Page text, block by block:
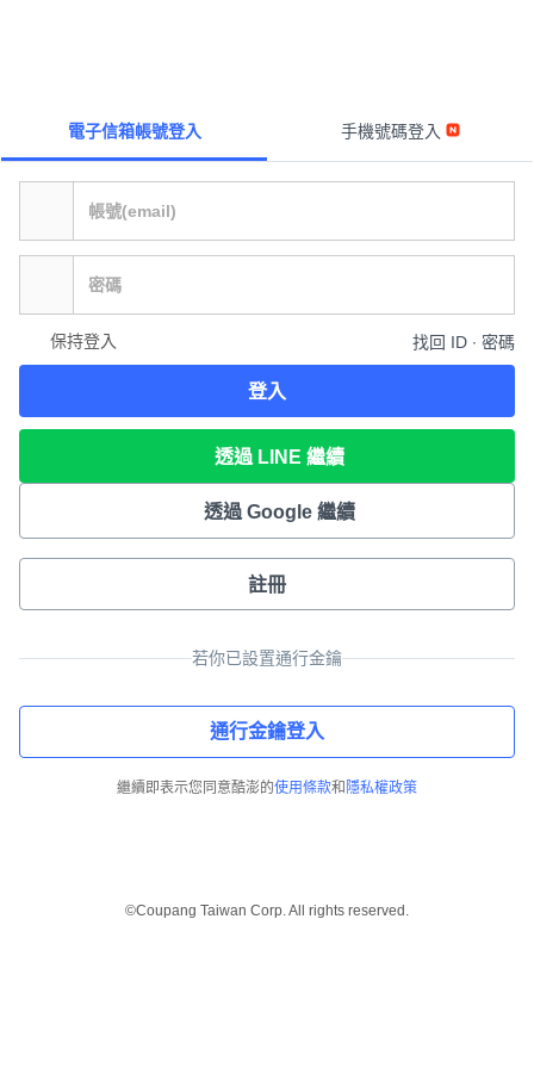
電子信箱帳號登入 手機號碼登入
保持登入 找回 ID ∙ 密碼
登入
透過 LINE 繼續
透過 Google 繼續
註冊
若你已設置通行金鑰
通行金鑰登入
繼續即表示您同意酷澎的使用條款和 隱私權政策
©Coupang Taiwan Corp. All rights reserved.